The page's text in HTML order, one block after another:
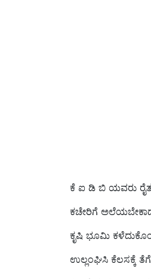
ಕಚೇರಿಗೆ
ಕೃಷಿ ಭೂಮಿ
ಉಲ್ಲಂಘಿಸಿ ಕೆಲಸಕ್ಕೆ
ಕೃಷಿ ಕ್ಷೇತ್ರ